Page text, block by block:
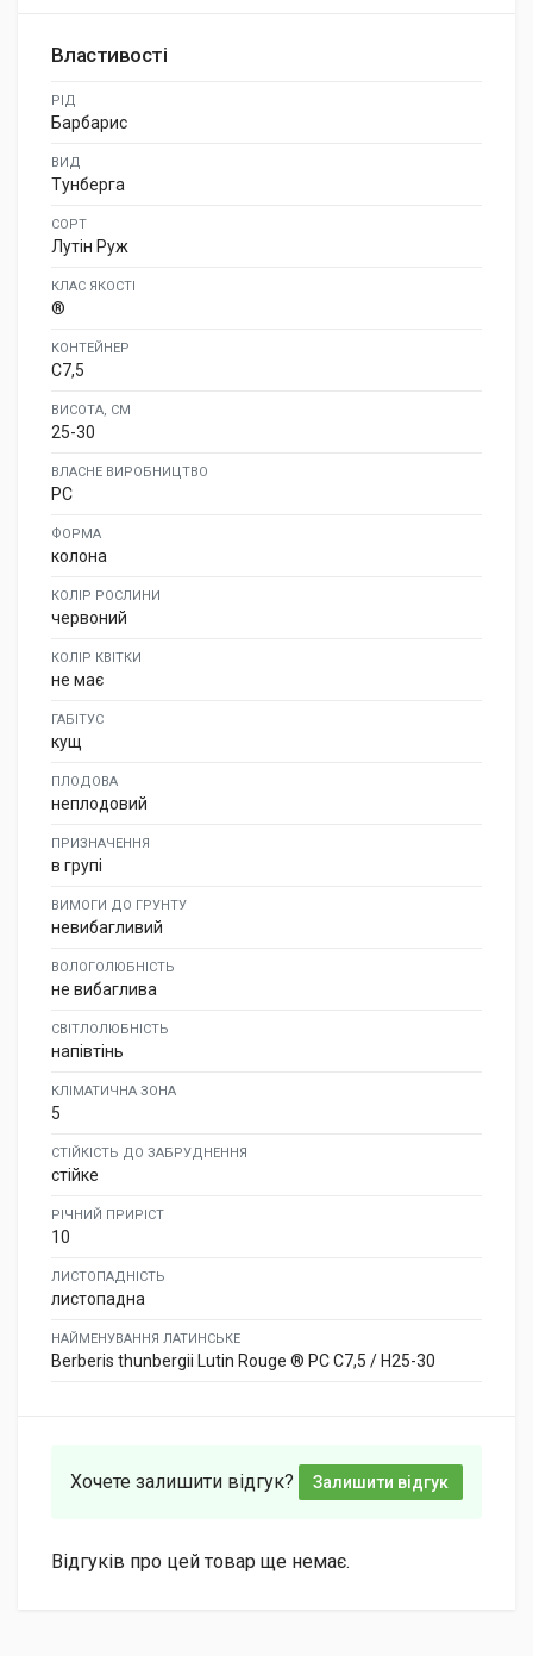
Властивості
РІД
Барбарис
ВИД
Тунберга
СОРТ
Лутін Руж
КЛАС ЯКОСТІ
®
КОНТЕЙНЕР
C7,5
ВИСОТА, СМ
25-30
ВЛАСНЕ ВИРОБНИЦТВО
PC
ФОРМА
колона
КОЛІР РОСЛИНИ
червоний
КОЛІР КВІТКИ
не має
ГАБІТУС
кущ
ПЛОДОВА
неплодовий
ПРИЗНАЧЕННЯ
в групі
ВИМОГИ ДО ГРУНТУ
невибагливий
ВОЛОГОЛЮБНІСТЬ
не вибаглива
СВІТЛОЛЮБНІСТЬ
напівтінь
КЛІМАТИЧНА ЗОНА
5
СТІЙКІСТЬ ДО ЗАБРУДНЕННЯ
стійке
РІЧНИЙ ПРИРІСТ
10
ЛИСТОПАДНІСТЬ
листопадна
НАЙМЕНУВАННЯ ЛАТИНСЬКЕ
Berberis thunbergii Lutin Rouge ® PC C7,5 / H25-30
Хочете залишити відгук? Залишити відгук
Відгуків про цей товар ще немає.